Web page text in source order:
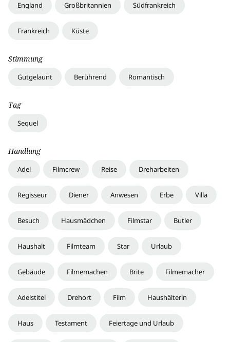
England Großbritannien Südfrankreich
Frankreich Küste
Stimmung
Gutgelaunt Berührend Romantisch
Tag
Sequel
Handlung
Adel Filmcrew Reise Dreharbeiten
Regisseur Diener Anwesen Erbe Villa
Besuch Hausmädchen Filmstar Butler
Haushalt Filmteam Star Urlaub
Gebäude Filmemachen Brite Filmemacher
Adelstitel Drehort Film Haushälterin
Haus Testament Feiertage und Urlaub